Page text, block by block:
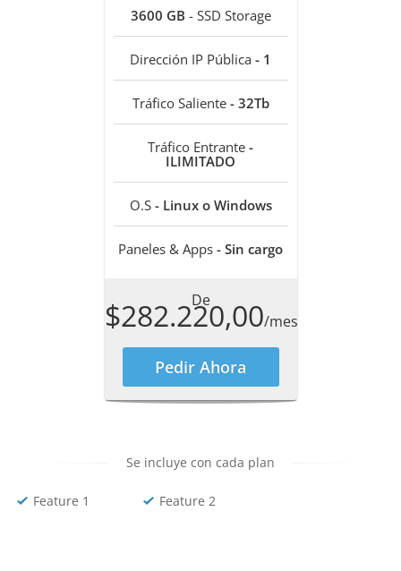
3600 GB - SSD Storage
Dirección IP Pública - 1
Tráfico Saliente - 32Tb
Tráfico Entrante -
ILIMITADO
O.S - Linux o Windows
Paneles & Apps - Sin cargo
De
$282.220,00/mes
Pedir Ahora
Se incluye con cada plan
Feature 1 Feature 2